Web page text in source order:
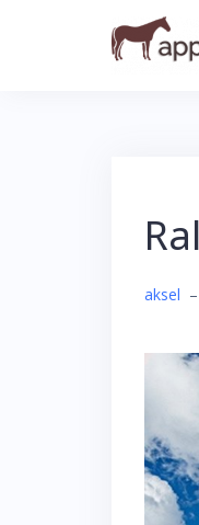
aksel –